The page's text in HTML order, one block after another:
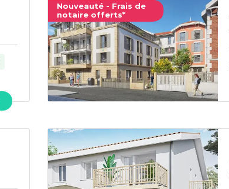
Nouveauté - Frais de
notaire offerts*